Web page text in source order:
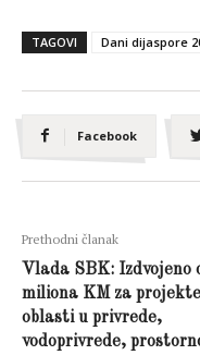
TAGOVI Dani dijaspore
Facebook
Prethodni članak
Vlada SBK: Izdvojeno
miliona KM za projekte
oblasti u privrede,
vodoprivrede,